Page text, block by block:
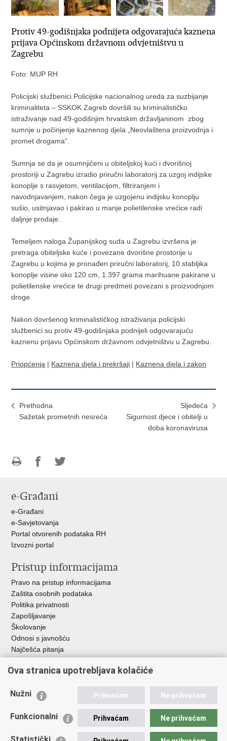
Protiv 49-godišnjaka podnijeta odgovarajuća kaznena
prijava Općinskom državnom odvjetništvu u
Zagrebu
Foto: MUP RH
Policijski službenici Policijske nacionalnog ureda za suzbijanje
kriminaliteta – SSKOK Zagreb dovršili su kriminalističko
istraživanje nad 49-godišnjim hrvatskim državljaninom zbog
sumnje u počinjenje kaznenog djela „Neovlaštena proizvodnja i
promet drogama“.
Sumnja se da je osumnjičeni u obiteljskoj kući i dvorišnoj
prostoriji u Zagrebu izradio priručni laboratorij za uzgoj indijske
konoplje s rasvjetom, ventilacijom, filtriranjem i
navodnjavanjem, nakon čega je uzgojenu indijsku konoplju
sušio, usitnjavao i pakirao u manje polietilenske vrećice radi
daljnje prodaje.
Temeljem naloga Županijskog suda u Zagrebu izvršena je
pretraga obiteljske kuće i povezane dvorišne prostorije u
Zagrebu u kojima je pronađen priručni laboratorij, 10 stabljika
konoplje visine oko 120 cm, 1.397 grama marihuane pakirane u
polietilenske vrećice te drugi predmeti povezani s proizvodnjom
droge.
Nakon dovršenog kriminalističkog istraživanja policijski
službenici su protiv 49-godišnjaka podnijeli odgovarajuću
kaznenu prijavu Općinskom državnom odvjetništvu u Zagrebu.
Priopćenja | Kaznena djela i prekršaji | Kaznena djela i zakon
Prethodna
Sažetak prometnih nesreća
Sljedeća
Sigurnost djece i obitelji u
doba koronavirusa
FacebookuTwitteru
e-Građani
e-Građani
e-Savjetovanja
Portal otvorenih podataka RH
Izvozni portal
Pristup informacijama
Pravo na pristup informacijama
Zaštita osobnih podataka
Politika privatnosti
Zapošljavanje
Školovanje
Odnosi s javnošću
Najčešća pitanja
Važne poveznice
EMN Nacionalna kontaktna točka za Republiku Hrvatsku
Policijska akademija
Ova stranica upotrebljava kolačiće
Nužni Prihvaćam Ne prihvaćam
Funkcionalni Prihvaćam Ne prihvaćam